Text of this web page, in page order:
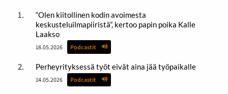
“Olen kiitollinen kodin avoimesta
keskusteluilmapiiristä”, kertoo papin poika Kalle
Laakso
18.05.2026 Podcastit
Perheyrityksessä työt eivät aina jää työpaikalle
14.05.2026 Podcastit